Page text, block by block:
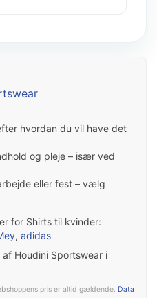
hvordan du vil have det
og pleje – især ved
eller fest – vælg
for Shirts til kvinder:
, adidas
Houdini Sportswear i
pris er altid gældende. Data